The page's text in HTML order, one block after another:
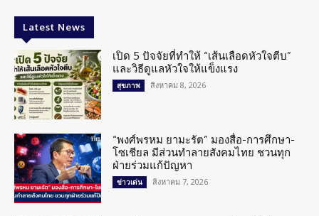
Latest News
เปิด 5 ปัจจัยที่ทำให้ “เส้นเลือดหัวใจตีบ”
และวิธีดูแลหัวใจให้แข็งแรง
สุขภาพ สิงหาคม 8, 2026
“พงศ์พรหม ยามะรัต” มองสื่อ-การศึกษา-
โซเชียล มีส่วนทำลายสังคมไทย ชวนทุก
ฝ่ายร่วมแก้ปัญหา
ข่าวเด่น สิงหาคม 7, 2026